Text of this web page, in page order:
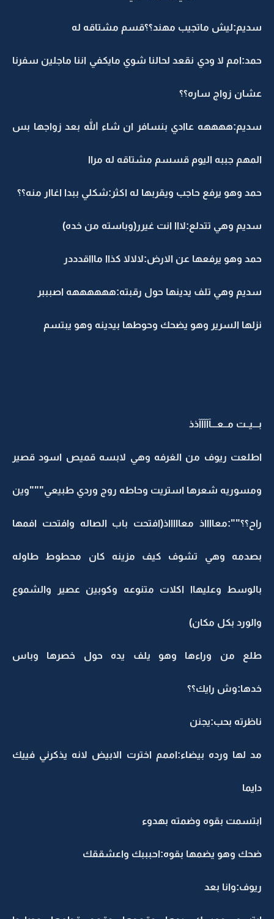
سديم:ليش ماتجيب مهند؟؟قسم مشتاقه له
حمد:امم لا ودي نقعد لحالنا شوي مايكفي اننا ماجلين سفرنا
عشان زواج ساره؟؟
سديم:ههههه عاادي بنسافر ان شاء الله بعد زواجها بس
المهم جببه اليوم قسسم مشتاقه له مراا
حمد وهو يرفع حاجب ويقربها له اكثر:شكلي ببدا اغاار منه؟؟
سديم وهي تتدلع:لااا انت غيرر(وباسته من خده)
حمد وهو يرفعها عن الارض:لالالا كذاا ماااقدددر
سديم وهي تلف يدينها حول رقبته:ههههههه اصبببر
نزلها السرير وهو يضحك وحوطها بيدينه وهو يبتسم
بـــيــت مــعـــآآآآآذذ
اطلعت ريوف من الغرفه وهي لابسه قميص اسود قصير
ومسوريه شعرها استريت وحاطه روج وردي طبيعي"""وين
راح؟؟"":معااااذ معاااااذ(افتحت باب الصاله وافتحت افمها
بصدمه وهي تشوف كيف مزينه كان محطوط طاوله
بالوسط وعليهاا اكلات متنوعه وكوبين عصير والشموع
والورد بكل مكان)
طلع من وراءها وهو يلف يده حول خصرها وباس
خدها:وش رايك؟؟
ناظرته بحب:يجنن
مد لها ورده بيضاء:اممم اخترت الابيض لانه يذكرني فييك
دايما
ابتسمت بقوه وضمته بهدوء
ضحك وهو يضمها بقوه:احبببك واعشققك
ريوف:وانا بعد